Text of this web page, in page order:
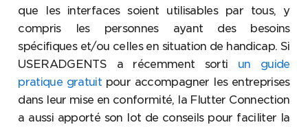
que les interfaces soient utilisables par tous, y
compris les personnes ayant des besoins
spécifiques et/ou celles en situation de handicap. Si
USERADGENTS a récemment sorti un guide
pratique gratuit pour accompagner les entreprises
dans leur mise en conformité, la Flutter Connection
a aussi apporté son lot de conseils pour faciliter la